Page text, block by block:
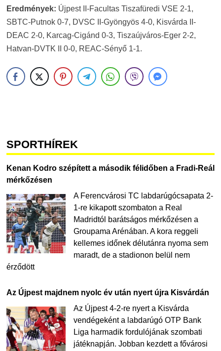
Eredmények: Újpest II-Facultas Tiszafüredi VSE 2-1,
SBTC-Putnok 0-7, DVSC II-Gyöngyös 4-0, Kisvárda II-
DEAC 2-0, Karcag-Cigánd 0-3, Tiszaújváros-Eger 2-2,
Hatvan-DVTK II 0-0, REAC-Sényő 1-1.
SPORTHÍREK
Kenan Kodro szépített a második félidőben a Fradi-Reál
mérkőzésen
A Ferencvárosi TC labdarúgócsapata 2-
1-re kikapott szombaton a Real
Madridtól barátságos mérkőzésen a
Groupama Arénában. A kora reggeli
kellemes időnek délutánra nyoma sem
maradt, de a stadionon belül nem
érződött
Az Újpest majdnem nyolc év után nyert újra Kisvárdán
Az Újpest 4-2-re nyert a Kisvárda
vendégeként a labdarúgó OTP Bank
Liga harmadik fordulójának szombati
játéknapján. Jobban kezdett a fővárosi